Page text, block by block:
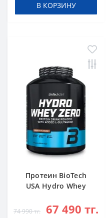
В КОРЗИНУ
Протеин BioTech
USA Hydro Whey
g
74 990 тг. 67 490 тг.